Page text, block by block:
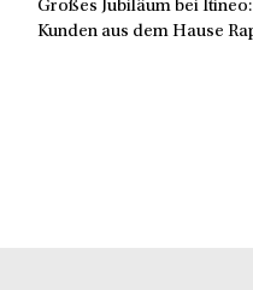
Großes Jubiläum bei
Kunden aus dem Hause